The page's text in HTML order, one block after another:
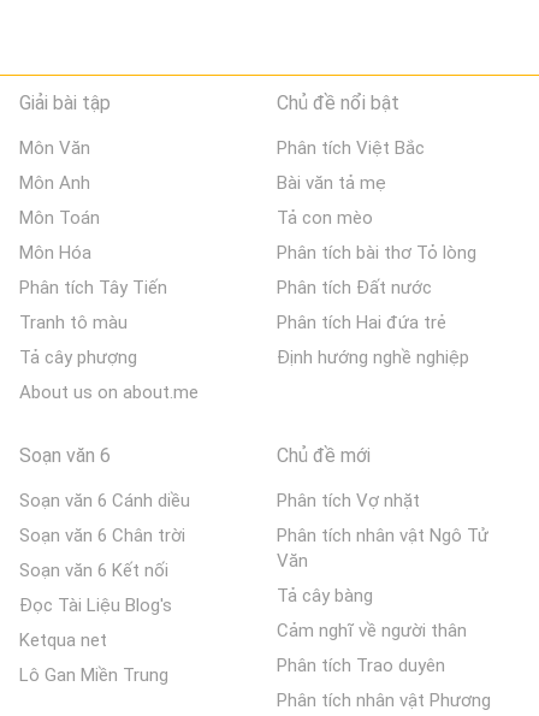
Giải bài tập
Môn Văn
Môn Anh
Môn Toán
Môn Hóa
Phân tích Tây Tiến
Tranh tô màu
Tả cây phượng
About us on about.me
Chủ đề nổi bật
Phân tích Việt Bắc
Bài văn tả mẹ
Tả con mèo
Phân tích bài thơ Tỏ lòng
Phân tích Đất nước
Phân tích Hai đứa trẻ
Định hướng nghề nghiệp
Soạn văn 6
Soạn văn 6 Cánh diều
Soạn văn 6 Chân trời
Soạn văn 6 Kết nối
Đọc Tài Liệu Blog's
Ketqua net
Lô Gan Miền Trung
Chủ đề mới
Phân tích Vợ nhặt
Phân tích nhân vật Ngô Tử
Văn
Tả cây bàng
Cảm nghĩ về người thân
Phân tích Trao duyên
Phân tích nhân vật Phương